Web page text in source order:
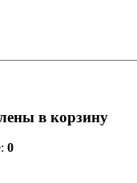
в корзину
0